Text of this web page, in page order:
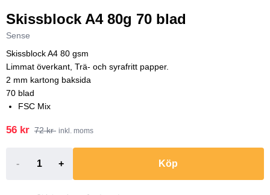
Skissblock A4 80g 70 blad
Sense
Skissblock A4 80 gsm
Limmat överkant, Trä- och syrafritt papper.
2 mm kartong baksida
70 blad
FSC Mix
56 kr 72 kr inkl. moms
- + Köp